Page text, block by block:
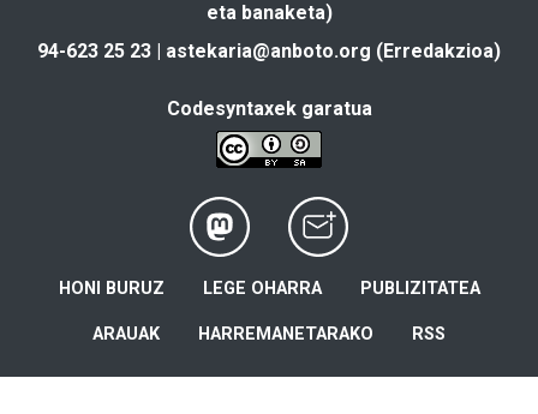
eta banaketa)
94-623 25 23 | astekaria@anboto.org (Erredakzioa)
Codesyntaxek garatua
HONI BURUZ LEGE OHARRA PUBLIZITATEA
ARAUAK HARREMANETARAKO RSS